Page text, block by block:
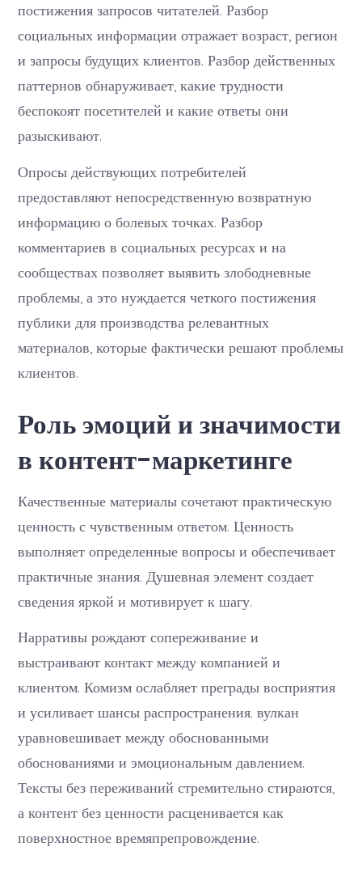
постижения запросов читателей. Разбор
социальных информации отражает возраст, регион
и запросы будущих клиентов. Разбор действенных
паттернов обнаруживает, какие трудности
беспокоят посетителей и какие ответы они
разыскивают.
Опросы действующих потребителей
предоставляют непосредственную возвратную
информацию о болевых точках. Разбор
комментариев в социальных ресурсах и на
сообществах позволяет выявить злободневные
проблемы, а это нуждается четкого постижения
публики для производства релевантных
материалов, которые фактически решают проблемы
клиентов.
Роль эмоций и значимости
в контент-маркетинге
Качественные материалы сочетают практическую
ценность с чувственным ответом. Ценность
выполняет определенные вопросы и обеспечивает
практичные знания. Душевная элемент создает
сведения яркой и мотивирует к шагу.
Нарративы рождают сопереживание и
выстраивают контакт между компанией и
клиентом. Комизм ослабляет преграды восприятия
и усиливает шансы распространения. вулкан
уравновешивает между обоснованными
обоснованиями и эмоциональным давлением.
Тексты без переживаний стремительно стираются,
а контент без ценности расценивается как
поверхностное времяпрепровождение.